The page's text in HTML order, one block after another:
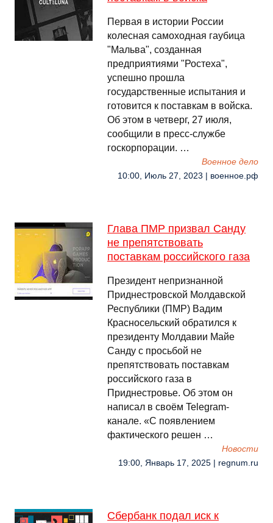
Первая в истории России
колесная самоходная гаубица
"Мальва", созданная
предприятиями "Ростеха",
успешно прошла
государственные испытания и
готовится к поставкам в войска.
Об этом в четверг, 27 июля,
сообщили в пресс-службе
госкорпорации. …
Военное дело
10:00, Июль 27, 2023 | военное.рф
Глава ПМР призвал Санду
не препятствовать
поставкам российского газа
Президент непризнанной
Приднестровской Молдавской
Республики (ПМР) Вадим
Красносельский обратился к
президенту Молдавии Майе
Санду с просьбой не
препятствовать поставкам
российского газа в
Приднестровье. Об этом он
написал в своём Telegram-
канале. «С появлением
фактического решен …
Новости
19:00, Январь 17, 2025 | regnum.ru
Сбербанк подал иск к